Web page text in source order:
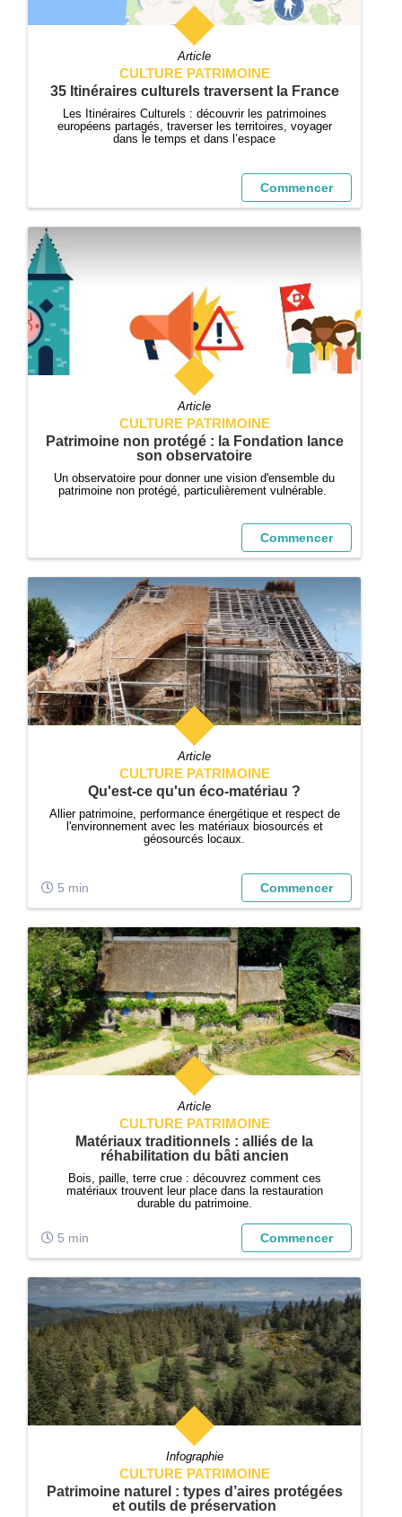
Article
CULTURE PATRIMOINE
35 Itinéraires culturels traversent la France
Les Itinéraires Culturels : découvrir les patrimoines
européens partagés, traverser les territoires, voyager
dans le temps et dans l’espace
Commencer
Article
CULTURE PATRIMOINE
Patrimoine non protégé : la Fondation lance
son observatoire
Un observatoire pour donner une vision d'ensemble du
patrimoine non protégé, particulièrement vulnérable.
Commencer
Article
CULTURE PATRIMOINE
Qu'est-ce qu'un éco-matériau ?
Allier patrimoine, performance énergétique et respect de
l'environnement avec les matériaux biosourcés et
géosourcés locaux.
5 min Commencer
Article
CULTURE PATRIMOINE
Matériaux traditionnels : alliés de la
réhabilitation du bâti ancien
Bois, paille, terre crue : découvrez comment ces
matériaux trouvent leur place dans la restauration
durable du patrimoine.
5 min Commencer
Infographie
CULTURE PATRIMOINE
Patrimoine naturel : types d’aires protégées
et outils de préservation